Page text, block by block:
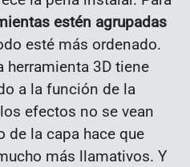
estén agrupadas
esté más ordenado.
herramienta 3D tiene
a la función de la
efectos no se vean
la capa hace que
más llamativos. Y